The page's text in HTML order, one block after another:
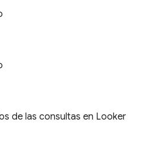
de las consultas en Looker